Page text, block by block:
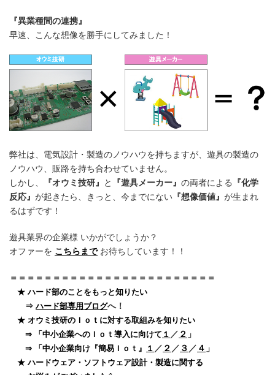
『異業種間の連携』
早速、こんな想像を勝手にしてみました！
弊社は、電気設計・製造のノウハウを持ちますが、遊具の製造の
ノウハウ、販路を持ち合わせていません。
しかし、
『オウミ技研』 と 『遊具メーカー』 の両者による
『化学
反応』 が起きたら、きっと、今までにない 『想像価値』 が生まれ
るはずです！
遊具業界の企業様 いかがでしょうか？
オファーを こちらまでお待ちしています！！
＝＝＝＝＝＝＝＝＝＝＝＝＝＝＝＝＝＝＝＝＝＝＝＝
★ ハード部のことをもっと知りたい
⇒ ハード部専用ブログへ！
★ オウミ技研のＩｏｔに対する取組みを知りたい
⇒ 「中小企業へのＩｏｔ導入に向けて １ ／ ２ 」
⇒ 「中小企業向け『簡易Ｉｏｔ』 １ ／ ２ ／ ３ ／ ４ 」
★ ハードウェア・ソフトウェア設計・製造に関する